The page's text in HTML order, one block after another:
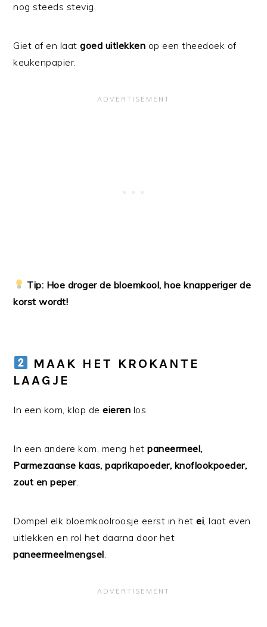
nog steeds stevig.
Giet af en laatgoed uitlekken op een theedoek of
keukenpapier.
Tip: Hoe droger de bloemkool, hoe knapperiger de
korst wordt!
MAAK HET KROKANTE
LAAGJE
In een kom, klop deeieren los.
In een andere kom, meng hetpaneermeel,
Parmezaanse kaas, paprikapoeder, knoflookpoeder,
zout en peper.
Dompel elk bloemkoolroosje eerst in hetei , laat even
uitlekken en rol het daarna door het
paneermeelmengsel